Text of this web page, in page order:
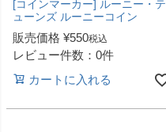
[コインマーカー] ルーニー・テ
ューンズ ルーニーコイン
販売価格 ¥550税込
レビュー件数：0件
カートに入れる